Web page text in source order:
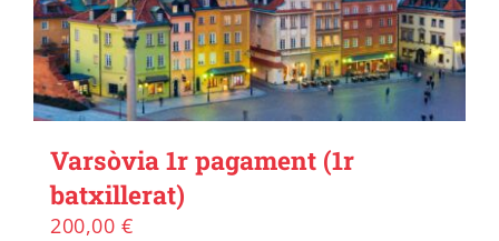
Varsòvia 1r pagament (1r
batxillerat)
200,00 €